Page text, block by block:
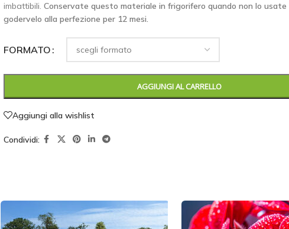
imbattibili. Conservate questo materiale in frigorifero quando non lo
godervelo alla perfezione per 12 mesi.
FORMATO
AGGIUNGI AL CARRELLO
Aggiungi alla wishlist
Condividi: